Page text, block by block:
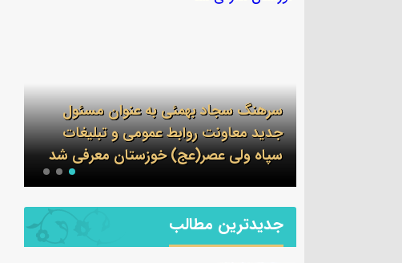
پیام فرمانده سپاه شهرستان بندرماهشهر
به مناسبت اربعین حسینی
جدیدترین مطالب